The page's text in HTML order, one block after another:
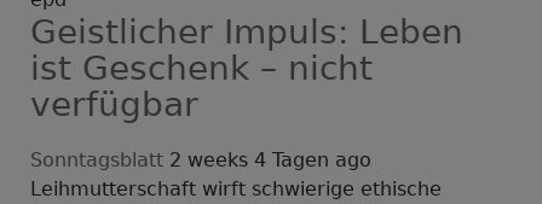
Geistlicher Impuls: Leben
ist Geschenk – nicht
verfügbar
Sonntagsblatt 2 weeks 4 Tagen ago
Leihmutterschaft wirft schwierige ethische